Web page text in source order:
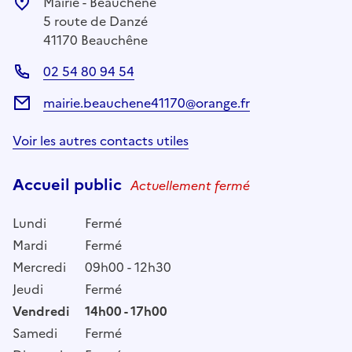
5 route de Danzé
41170 Beauchêne
02 54 80 94 54
mairie.beauchene41170@orange.fr
Voir les autres contacts utiles
Accueil public Actuellement fermé
Lundi
Fermé
Mardi
Fermé
Mercredi
09h00 - 12h30
Jeudi
Fermé
Vendredi
14h00 - 17h00
Samedi
Fermé